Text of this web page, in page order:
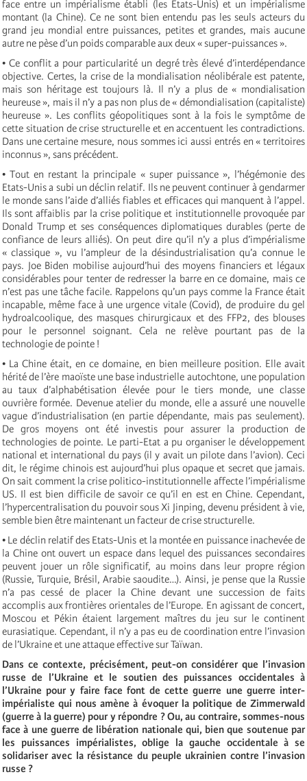
face entre un impérialisme établi (les Etats-Unis) et un impérialisme
montant (la Chine). Ce ne sont bien entendu pas les seuls acteurs du
grand jeu mondial entre puissances, petites et grandes, mais aucune
autre ne pèse d’un poids comparable aux deux « super-puissances ».
• Ce conflit a pour particularité un degré très élevé d’interdépendance
objective. Certes, la crise de la mondialisation néolibérale est patente,
mais son héritage est toujours là. Il n’y a plus de « mondialisation
heureuse », mais il n’y a pas non plus de « démondialisation (capitaliste)
heureuse ». Les conflits géopolitiques sont à la fois le symptôme de
cette situation de crise structurelle et en accentuent les contradictions.
Dans une certaine mesure, nous sommes ici aussi entrés en « territoires
inconnus », sans précédent.
• Tout en restant la principale « super puissance », l’hégémonie des
Etats-Unis a subi un déclin relatif. Ils ne peuvent continuer à gendarmer
le monde sans l’aide d’alliés fiables et efficaces qui manquent à l’appel.
Ils sont affaiblis par la crise politique et institutionnelle provoquée par
Donald Trump et ses conséquences diplomatiques durables (perte de
confiance de leurs alliés). On peut dire qu’il n’y a plus d’impérialisme
« classique », vu l’ampleur de la désindustrialisation qu’a connue le
pays. Joe Biden mobilise aujourd’hui des moyens financiers et légaux
considérables pour tenter de redresser la barre en ce domaine, mais ce
n’est pas une tâche facile. Rappelons qu’un pays comme la France était
incapable, même face à une urgence vitale (Covid), de produire du gel
hydroalcoolique, des masques chirurgicaux et des FFP2, des blouses
pour le personnel soignant. Cela ne relève pourtant pas de la
technologie de pointe !
• La Chine était, en ce domaine, en bien meilleure position. Elle avait
hérité de l’ère maoïste une base industrielle autochtone, une population
au taux d’alphabétisation élevée pour le tiers monde, une classe
ouvrière formée. Devenue atelier du monde, elle a assuré une nouvelle
vague d’industrialisation (en partie dépendante, mais pas seulement).
De gros moyens ont été investis pour assurer la production de
technologies de pointe. Le parti-Etat a pu organiser le développement
national et international du pays (il y avait un pilote dans l’avion). Ceci
dit, le régime chinois est aujourd’hui plus opaque et secret que jamais.
On sait comment la crise politico-institutionnelle affecte l’impérialisme
US. Il est bien difficile de savoir ce qu’il en est en Chine. Cependant,
l’hypercentralisation du pouvoir sous Xi Jinping, devenu président à vie,
semble bien être maintenant un facteur de crise structurelle.
• Le déclin relatif des Etats-Unis et la montée en puissance inachevée de
la Chine ont ouvert un espace dans lequel des puissances secondaires
peuvent jouer un rôle significatif, au moins dans leur propre région
(Russie, Turquie, Brésil, Arabie saoudite…). Ainsi, je pense que la Russie
n’a pas cessé de placer la Chine devant une succession de faits
accomplis aux frontières orientales de l’Europe. En agissant de concert,
Moscou et Pékin étaient largement maîtres du jeu sur le continent
eurasiatique. Cependant, il n’y a pas eu de coordination entre l’invasion
de l’Ukraine et une attaque effective sur Taïwan.
Dans ce contexte, précisément, peut-on considérer que l’invasion
russe de l’Ukraine et le soutien des puissances occidentales à
l’Ukraine pour y faire face font de cette guerre une guerre inter-
impérialiste qui nous amène à évoquer la politique de Zimmerwald
(guerre à la guerre) pour y répondre ? Ou, au contraire, sommes-nous
face à une guerre de libération nationale qui, bien que soutenue par
les puissances impérialistes, oblige la gauche occidentale à se
solidariser avec la résistance du peuple ukrainien contre l’invasion
russe ?